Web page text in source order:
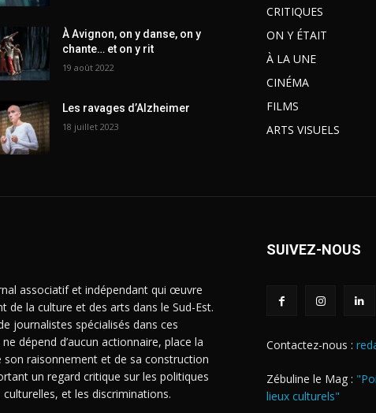
À Avignon, on y danse, on y
chante… et on y rit
19 août 2022
Les ravages d’Alzheimer
18 juillet 2023
CRITIQUES
ON Y ÉTAIT
À LA UNE
CINÉMA
FILMS
ARTS VISUELS
associatif et indépendant qui œuvre
de la culture et des arts dans le Sud-Est.
journalistes spécialisés dans ces
dépend d’aucun actionnaire, place la
son raisonnement et de sa construction
un regard critique sur les politiques
et les discriminations.
SUIVEZ-NOUS
Contactez-nous :
Zébuline le Mag :
lieux culturels"